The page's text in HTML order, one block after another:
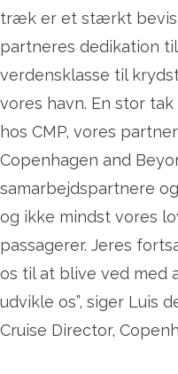
træk er et stærkt bevis
partneres dedikation
verdensklasse til
vores havn. En stor
hos CMP, vores
Copenhagen and
samarbejdspartnere
og ikke mindst vores
passagerer. Jeres
os til at blive ved med
udvikle os”, siger Luis
Cruise Director,